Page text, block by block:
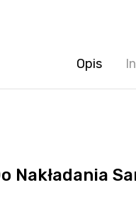
Opis
Nakładania